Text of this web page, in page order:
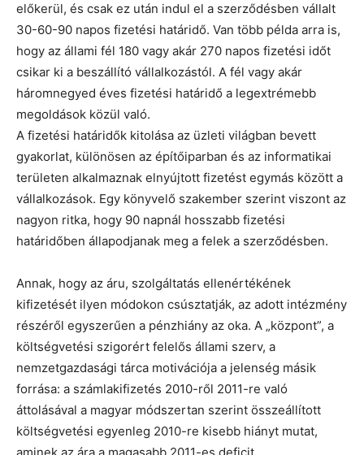
előkerül, és csak ez után indul el a szerződésben vállalt
30-60-90 napos fizetési határidő. Van több példa arra is,
hogy az állami fél 180 vagy akár 270 napos fizetési időt
csikar ki a beszállító vállalkozástól. A fél vagy akár
háromnegyed éves fizetési határidő a legextrémebb
megoldások közül való.
A fizetési határidők kitolása az üzleti világban bevett
gyakorlat, különösen az építőiparban és az informatikai
területen alkalmaznak elnyújtott fizetést egymás között a
vállalkozások. Egy könyvelő szakember szerint viszont az
nagyon ritka, hogy 90 napnál hosszabb fizetési
határidőben állapodjanak meg a felek a szerződésben.
Annak, hogy az áru, szolgáltatás ellenértékének
kifizetését ilyen módokon csúsztatják, az adott intézmény
részéről egyszerűen a pénzhiány az oka. A „központ”, a
költségvetési szigorért felelős állami szerv, a
nemzetgazdasági tárca motivációja a jelenség másik
forrása: a számlakifizetés 2010-ről 2011-re való
áttolásával a magyar módszertan szerint összeállított
költségvetési egyenleg 2010-re kisebb hiányt mutat,